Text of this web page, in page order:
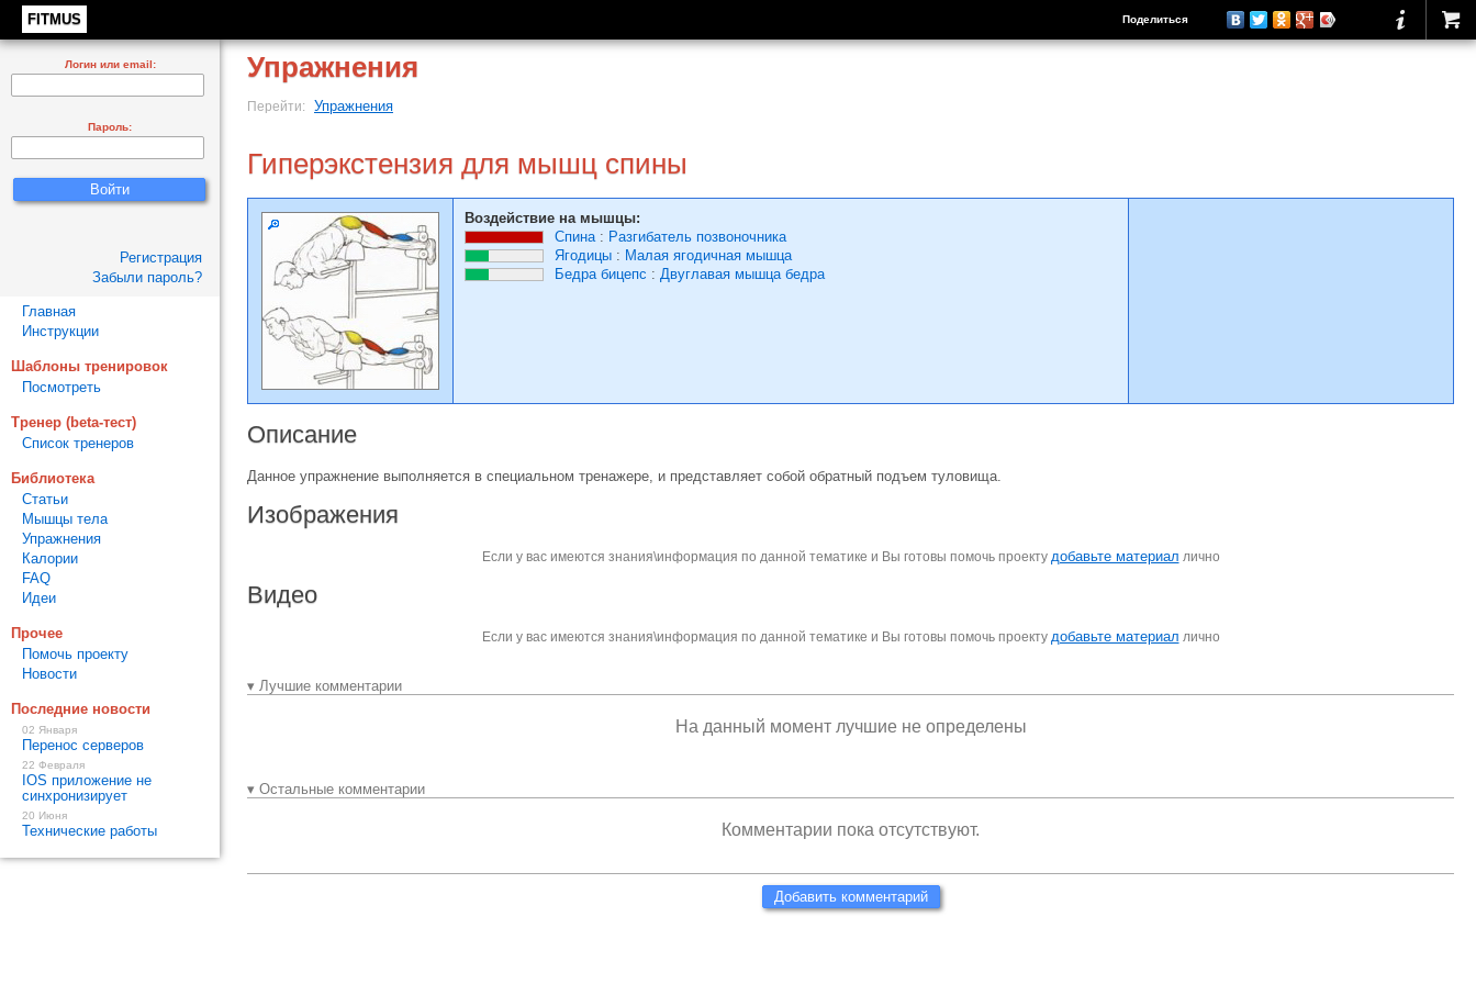
FITMUS Поделиться
Упражнения
Перейти: Упражнения
Гиперэкстензия для мышц спины
Воздействие на мышцы:
Спина: Разгибатель позвоночника
Ягодицы : Малая ягодичная мышца
Бедра бицепс : Двуглавая мышца бедра
Описание
Данное упражнение выполняется в специальном тренажере, и представляет собой обратный подъем туловища.
Изображения
Если у вас имеются знания\информация по данной тематике и Вы готовы помочь проекту добавьте материал лично
Видео
Если у вас имеются знания\информация по данной тематике и Вы готовы помочь проекту добавьте материал лично
▾ Лучшие комментарии
На данный момент лучшие не определены
▾ Остальные комментарии
Комментарии пока отсутствуют.
Добавить комментарий
Логин или email:
Пароль:
Регистрация
Забыли пароль?
Главная
Инструкции
Шаблоны тренировок
Посмотреть
Тренер (beta-тест)
Список тренеров
Библиотека
Статьи
Мышцы тела
Упражнения
Калории
FAQ
Идеи
Прочее
Помочь проекту
Новости
Последние новости
02 Января
Перенос серверов
22 Февраля
IOS приложение не
синхронизирует
20 Июня
Технические работы